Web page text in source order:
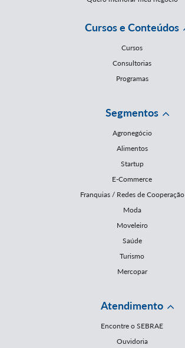
Cursos e Conteúdos
Cursos
Consultorias
Programas
Segmentos
Agronegócio
Alimentos
Startup
E-Commerce
Franquias / Redes de Cooperação
Moda
Moveleiro
Saúde
Turismo
Mercopar
Atendimento
Encontre o SEBRAE
Ouvidoria